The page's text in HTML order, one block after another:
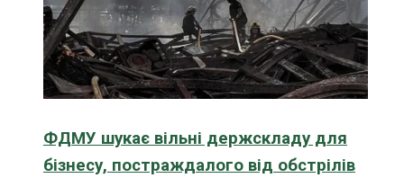
ФДМУ шукає вільні держскладу для
бізнесу, постраждалого від обстрілів